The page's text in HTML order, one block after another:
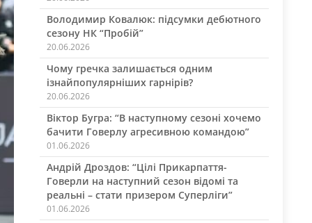
Володимир Ковалюк: підсумки дебютного
сезону НК “Пробій”
20.06.2026
Чому гречка залишається одним
ізнайпопулярніших гарнірів?
20.06.2026
Віктор Бугра: “В наступному сезоні хочемо
бачити Говерлу агресивною командою”
01.06.2026
Андрій Дроздов: “Цілі Прикарпаття-
Говерли на наступний сезон відомі та
реальні – стати призером Суперліги”
01.06.2026